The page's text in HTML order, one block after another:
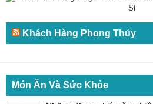
Khách Hàng Phong Thủy
Món Ăn Và Sức Khỏe